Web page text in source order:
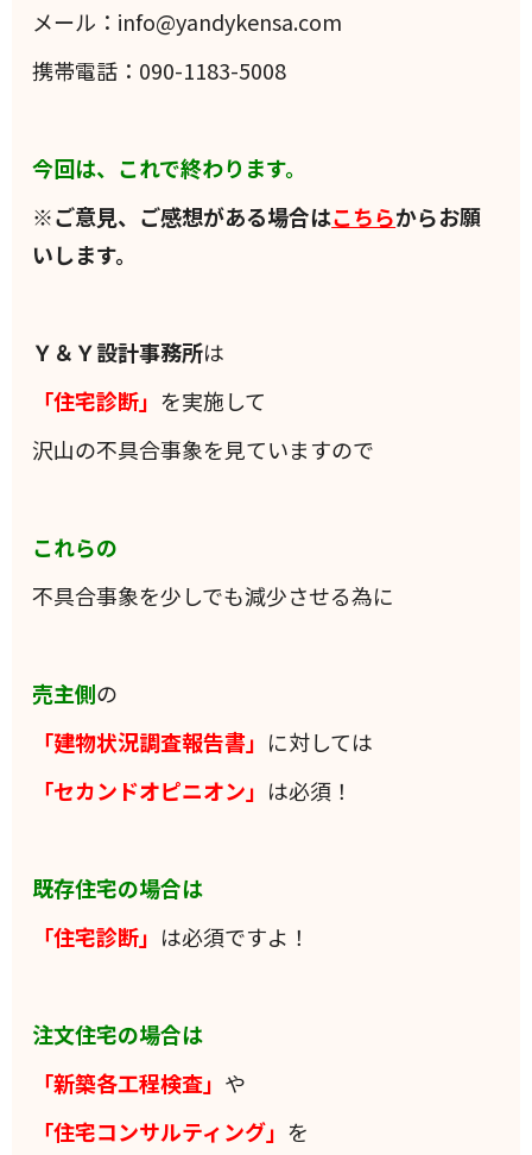
メール：info@yandykensa.com
携帯電話：090-1183-5008
今回は、これで終わります。
※ご意見、ご感想がある場合はこちらからお願
いします。
Ｙ＆Ｙ設計事務所は
「住宅診断」 を実施して
沢山の不具合事象を見ていますので
これらの
不具合事象を少しでも減少させる為に
売主側の
「建物状況調査報告書」 に対しては
「セカンドオピニオン」 は必須！
既存住宅の場合は
「住宅診断」 は必須ですよ！
注文住宅の場合は
「新築各工程検査」 や
「住宅コンサルティング」 を